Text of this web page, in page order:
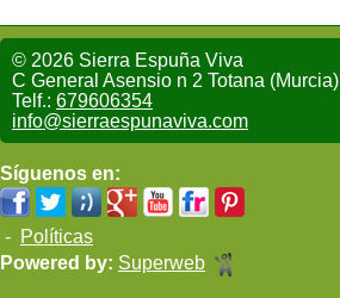
© 2026 Sierra Espuña Viva
C General Asensio n 2 Totana (Murcia)
Telf.: 679606354
info@sierraespunaviva.com
Síguenos en:
- Políticas
Powered by: Superweb